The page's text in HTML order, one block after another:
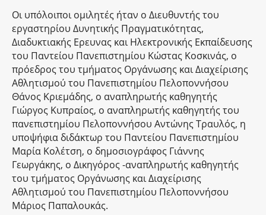
Οι υπόλοιποι ομιλητές ήταν ο Διευθυντής του
εργαστηρίου Δυνητικής Πραγματικότητας,
Διαδυκτιακής Ερευνας και Ηλεκτρονικής Εκπαίδευσης
του Παντείου Πανεπιστημίου Κώστας Κοσκινάς, ο
πρόεδρος του τμήματος Οργάνωσης και Διαχείρισης
Αθλητισμού του Πανεπιστημίου Πελοποννήσου
Θάνος Κριεμάδης, ο αναπληρωτής καθηγητής
Γιώργος Κυπραίος, ο αναπληρωτής καθηγητής του
πανεπιστημίου Πελοποννήσου Αντώνης Τραυλός, η
υποψήφια διδάκτωρ του Παντείου Πανεπιστημίου
Μαρία Κολέτση, ο δημοσιογράφος Γιάννης
Γεωργάκης, ο Δικηγόρος -αναπληρωτής καθηγητής
του τμήματος Οργάνωσης και Διαχείρισης
Αθλητισμού του Πανεπιστημίου Πελοποννήσου
Μάριος Παπαλουκάς.